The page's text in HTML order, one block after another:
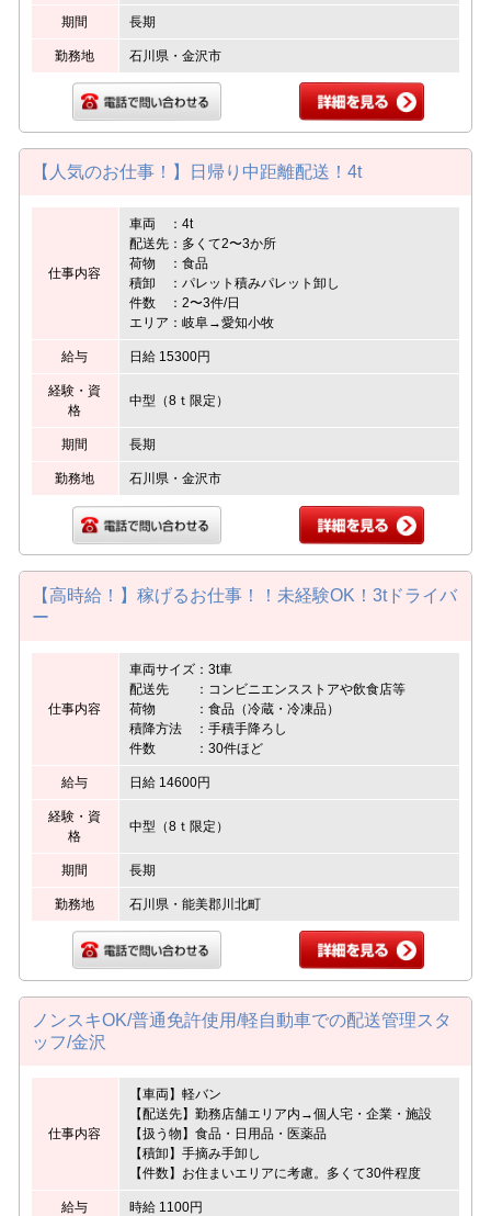
期間 長期
勤務地 石川県・金沢市
【人気のお仕事！】日帰り中距離配送！4t
仕事内容
車両 ：4t
配送先：多くて2〜3か所
荷物 ：食品
積卸 ：パレット積みパレット卸し
件数 ：2〜3件/日
エリア：岐阜→愛知小牧
給与 日給 15300円
経験・資
格
中型（8ｔ限定）
期間 長期
勤務地 石川県・金沢市
【高時給！】稼げるお仕事！！未経験OK！3tドライバ
ー
仕事内容
車両サイズ：3t車
配送先 ：コンビニエンスストアや飲食店等
荷物 ：食品（冷蔵・冷凍品）
積降方法 ：手積手降ろし
件数 ：30件ほど
給与 日給 14600円
経験・資
格
中型（8ｔ限定）
期間 長期
勤務地 石川県・能美郡川北町
ノンスキOK/普通免許使用/軽自動車での配送管理スタ
ッフ/金沢
仕事内容
【車両】軽バン
【配送先】勤務店舗エリア内→個人宅・企業・施設
【扱う物】食品・日用品・医薬品
【積卸】手摘み手卸し
【件数】お住まいエリアに考慮。多くて30件程度
給与 時給 1100円